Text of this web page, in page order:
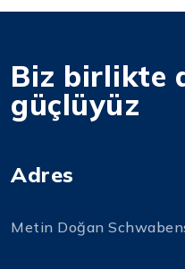
Biz birlikte
güçlüyüz
Adres
Metin Doğan